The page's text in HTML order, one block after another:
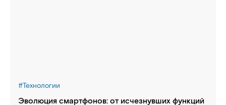
#Технологии
Эволюция смартфонов: от исчезнувших функций